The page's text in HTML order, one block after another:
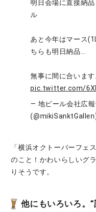
明日会場に直接納
ル
あと今年はマース
ちらも明日納品…
無事に間に合います
pic.twitter.com/
— 地ビール会社広
「横浜オクトーバーフェ
のこと！かわいらしいグ
りそうです。
他にもいろいろ。